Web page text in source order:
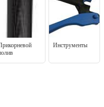
Инструменты